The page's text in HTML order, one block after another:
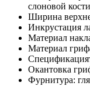
слоновой
Ширина
Инкрустация
Материал
Материал
Окантовка
Фурнитура: